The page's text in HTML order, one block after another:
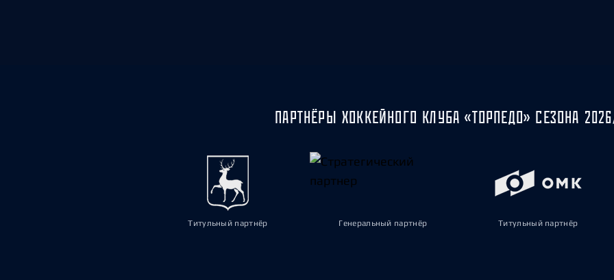
ПАРТНЁРЫ ХОККЕЙНОГО КЛУБА «ТОРПЕДО» СЕЗОНА
Титульный партнёр Генеральный партнёр Титульный партнёр